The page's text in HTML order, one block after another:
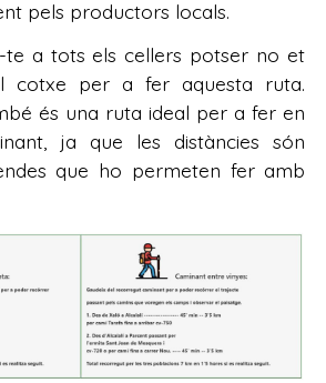
pels productors locals.
te a tots els cellers potser no et
cotxe per a fer aquesta ruta.
és una ruta ideal per a fer en
ja que les distàncies són
que ho permeten fer amb